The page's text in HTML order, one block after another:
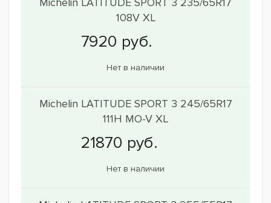
108V XL
Нет в наличии
Michelin LATITUDE SPORT 3 245/65R17
111H MO-V XL
Нет в наличии